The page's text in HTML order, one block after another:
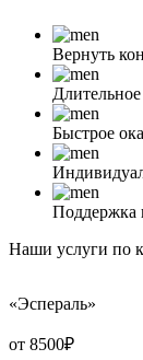
Вернуть
Быстрое
Поддержка
Наши услуги по
«Эспераль»
от 8500₽